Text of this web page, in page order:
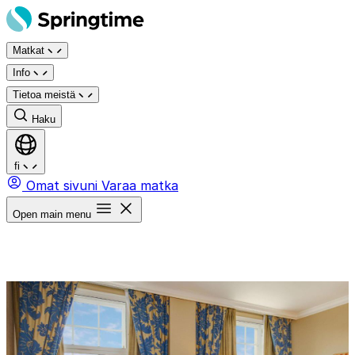
Siirry
sisältöön
Matkat
Info
Tietoa meistä
Haku
fi
Omat sivuni Varaa matka
Open main menu